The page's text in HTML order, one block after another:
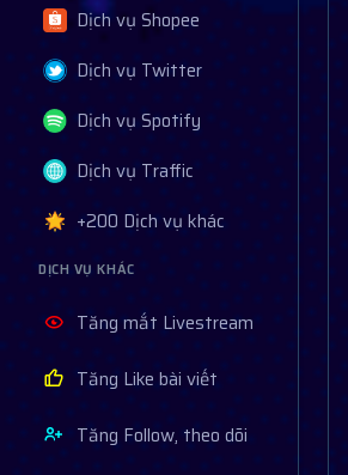
Dịch vụ Shopee
Dịch vụ Twitter
Dịch vụ Spotify
Dịch vụ Traffic
+200 Dịch vụ khác
DỊCH VỤ KHÁC
Tăng mắt Livestream
Tăng Like bài viết
Tăng Follow, theo dõi